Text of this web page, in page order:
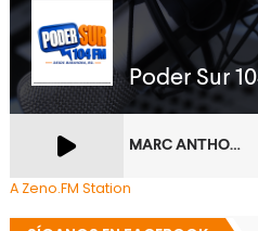
A Zeno.FM Station